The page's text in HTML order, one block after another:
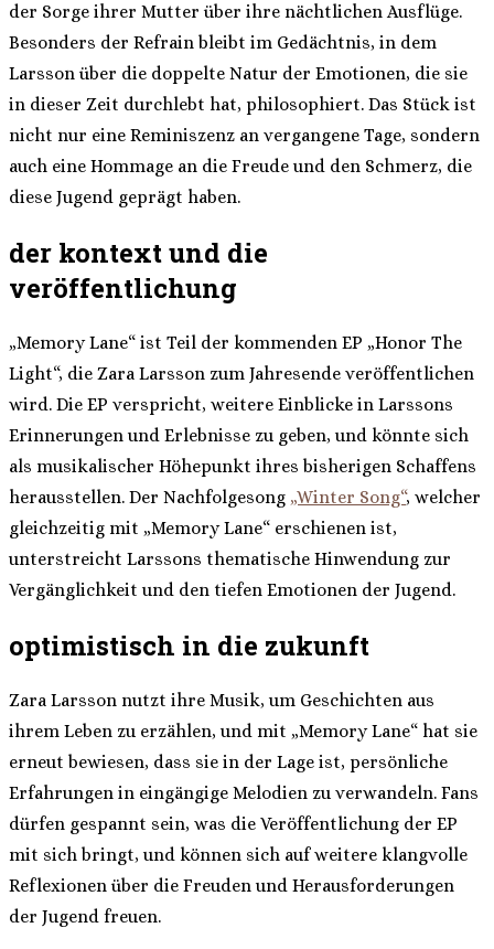
der Sorge ihrer Mutter über ihre nächtlichen Ausflüge.
Besonders der Refrain bleibt im Gedächtnis, in dem
Larsson über die doppelte Natur der Emotionen, die sie
in dieser Zeit durchlebt hat, philosophiert. Das Stück ist
nicht nur eine Reminiszenz an vergangene Tage, sondern
auch eine Hommage an die Freude und den Schmerz, die
diese Jugend geprägt haben.
der kontext und die
veröffentlichung
„Memory Lane“ ist Teil der kommenden EP „Honor The
Light“, die Zara Larsson zum Jahresende veröffentlichen
wird. Die EP verspricht, weitere Einblicke in Larssons
Erinnerungen und Erlebnisse zu geben, und könnte sich
als musikalischer Höhepunkt ihres bisherigen Schaffens
herausstellen. Der Nachfolgesong „Winter Song“, welcher
gleichzeitig mit „Memory Lane“ erschienen ist,
unterstreicht Larssons thematische Hinwendung zur
Vergänglichkeit und den tiefen Emotionen der Jugend.
optimistisch in die zukunft
Zara Larsson nutzt ihre Musik, um Geschichten aus
ihrem Leben zu erzählen, und mit „Memory Lane“ hat sie
erneut bewiesen, dass sie in der Lage ist, persönliche
Erfahrungen in eingängige Melodien zu verwandeln. Fans
dürfen gespannt sein, was die Veröffentlichung der EP
mit sich bringt, und können sich auf weitere klangvolle
Reflexionen über die Freuden und Herausforderungen
der Jugend freuen.